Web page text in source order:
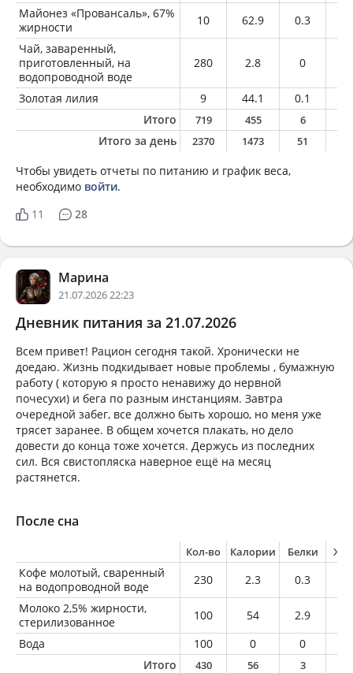
Майонез «Провансаль», 67%
жирности
10 62.9 0.3
Чай, заваренный,
приготовленный, на
водопроводной воде
280 2.8 0
Золотая лилия 9 44.1 0.1
Итого
719 455 6
Итого за день 2370 1473 51
Чтобы увидеть отчеты по питанию и график веса,
необходимо войти.
11
28
Марина
21.07.2026 22:23
Дневник питания за 21.07.2026
Всем привет! Рацион сегодня такой. Хронически не
доедаю. Жизнь подкидывает новые проблемы , бумажную
работу ( которую я просто ненавижу до нервной
почесухи) и бега по разным инстанциям. Завтра
очередной забег, все должно быть хорошо, но меня уже
трясет заранее. В общем хочется плакать, но дело
довести до конца тоже хочется. Держусь из последних
сил. Вся свистопляска наверное ещё на месяц
растянется.
После сна
Кол-во Калории Белки
Кофе молотый, сваренный
на водопроводной воде
230 2.3 0.3
Молоко 2,5% жирности,
стерилизованное
100 54 2.9
Вода
100 0 0
Итого
430 56 3